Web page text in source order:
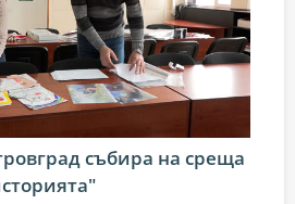
събира на среща